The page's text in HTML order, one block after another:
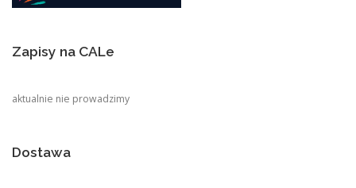
Zapisy na CALe
aktualnie nie prowadzimy
Dostawa